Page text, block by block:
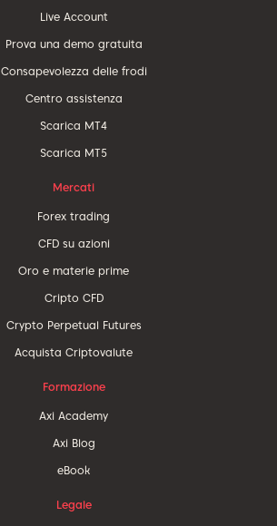
Live Account
Prova una demo gratuita
Consapevolezza delle frodi
Centro assistenza
Scarica MT4
Scarica MT5
Mercati
Forex trading
CFD su azioni
Oro e materie prime
Cripto CFD
Crypto Perpetual Futures
Acquista Criptovalute
Formazione
Axi Academy
Axi Blog
eBook
Legale